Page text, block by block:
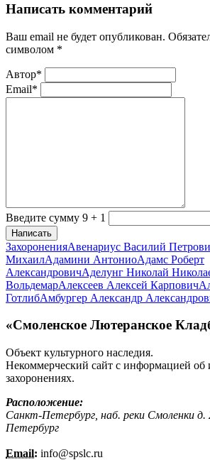
Написать комментарий
Ваш email не будет опубликован.
символом *
Автор*
Email*
Введите сумму 9 + 1
Написать
ЗахороненияАвенариус Василий
МихаилАдамини АнтониоАдамс Роберт
АлександровичАделунг Николай
ВольдемарАлексеев Алексей Карпович
ГотлибАмбургер Александр
«Смоленское Лютеранское
Объект культурного наследия.
Некоммерческий сайт с информацией об
захоронениях.
Расположение:
Санкт-Петербург, наб. реки Смоленки
Петербург
Email: info@spslc.ru